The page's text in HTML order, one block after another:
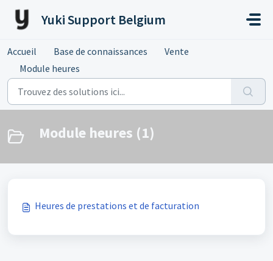
Yuki Support Belgium
Accueil Base de connaissances
Vente
Module heures
Module heures (1)
Heures de prestations et de facturation